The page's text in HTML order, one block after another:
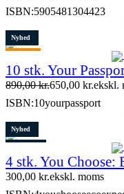
ISBN:5905481304423
Nyhed
Restparti
9 stk. tilbage
10 stk. Your
890,00kr.650,00 kr.ekskl.
ISBN:10yourpassport
Nyhed
7 stk. tilbage
4 stk. You Choose:
300,00 kr.ekskl. moms